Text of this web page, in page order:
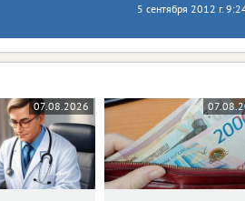
5 сентября 2012 г.
07.08.2026